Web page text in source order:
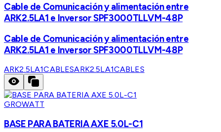
Cable de Comunicación y alimentación entre
ARK2.5LA1 e Inversor SPF3000TLLVM-48P
Cable de Comunicación y alimentación entre
ARK2.5LA1 e Inversor SPF3000TLLVM-48P
ARK2.5LA1CABLESARK2.5LA1CABLES
GROWATT
BASE PARA BATERIA AXE 5.0L-C1